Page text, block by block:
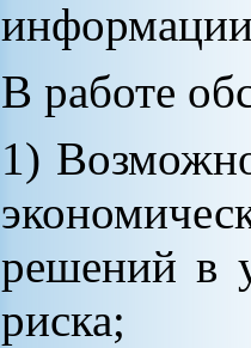
В работе
1)
решений в
риска;